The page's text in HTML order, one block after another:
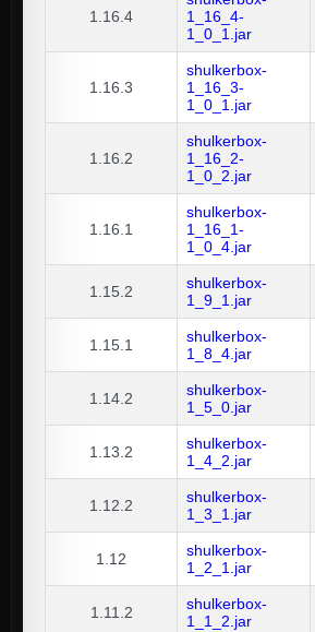
1.16.4
1_16_4-
1_0_1.jar
1.16.3
shulkerbox-
1_16_3-
1_0_1.jar
1.16.2
shulkerbox-
1_16_2-
1_0_2.jar
1.16.1
shulkerbox-
1_16_1-
1_0_4.jar
1.15.2
shulkerbox-
1_9_1.jar
1.15.1
shulkerbox-
1_8_4.jar
1.14.2
shulkerbox-
1_5_0.jar
1.13.2
shulkerbox-
1_4_2.jar
1.12.2
shulkerbox-
1_3_1.jar
1.12
shulkerbox-
1_2_1.jar
1.11.2
shulkerbox-
1_1_2.jar